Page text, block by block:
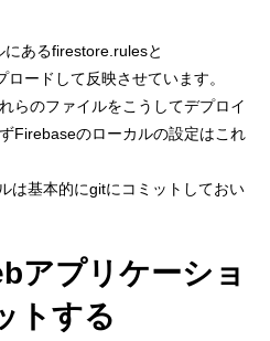
あるfirestore.rulesと
ードして反映させています。
らのファイルをこうしてデプロイ
Firebaseのローカルの設定はこれ
は基本的にgitにコミットしておい
アプリケーショ
トする